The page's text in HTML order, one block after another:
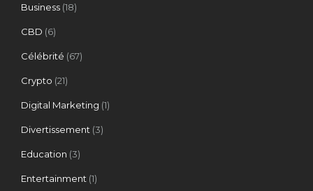
Business (18)
CBD (6)
Célébrité (67)
Crypto (21)
Digital Marketing (1)
Divertissement (3)
Education (3)
Entertainment (1)